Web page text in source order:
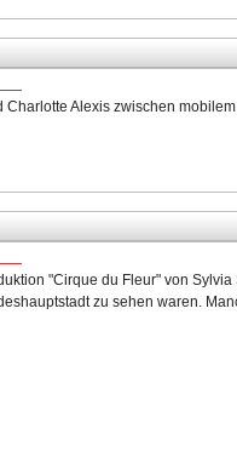
Alexis zwischen
"Cirque du Fleur" von
zu sehen waren.